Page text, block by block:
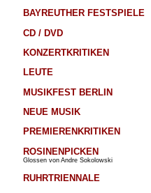
BAYREUTHER FESTSPIELE
CD / DVD
KONZERTKRITIKEN
LEUTE
MUSIKFEST BERLIN
NEUE MUSIK
PREMIERENKRITIKEN
ROSINENPICKEN
Glossen von Andre Sokolowski
RUHRTRIENNALE